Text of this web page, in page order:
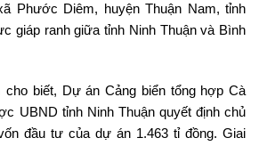
Phước Diêm, huyện Thuận Nam, tỉnh
giáp ranh giữa tỉnh Ninh Thuận và Bình
cho biết, Dự án Cảng biển tổng hợp Cà
UBND tỉnh Ninh Thuận quyết định chủ
đầu tư của dự án 1.463 tỉ đồng. Giai